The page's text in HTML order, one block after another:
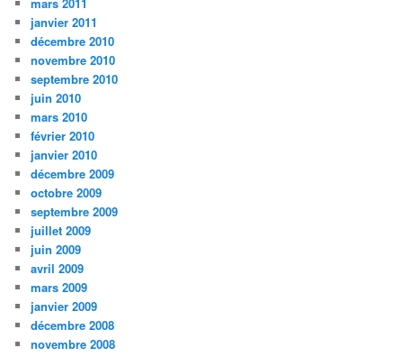
janvier 2011
décembre 2010
novembre 2010
septembre 2010
juin 2010
mars 2010
février 2010
janvier 2010
décembre 2009
octobre 2009
septembre 2009
juillet 2009
juin 2009
avril 2009
mars 2009
janvier 2009
décembre 2008
novembre 2008